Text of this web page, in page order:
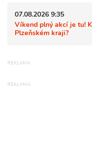
07.08.2026 9:35
Víkend plný akcí je tu!
Plzeňském kraji?